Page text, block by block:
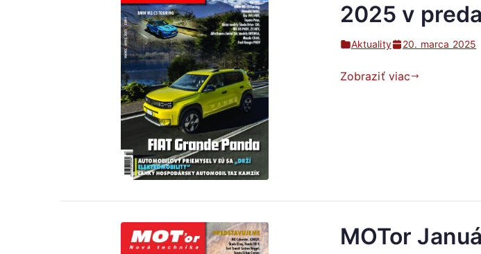
2025 v
Aktuality 20. marca 2025
Zobraziť viac
MOTor